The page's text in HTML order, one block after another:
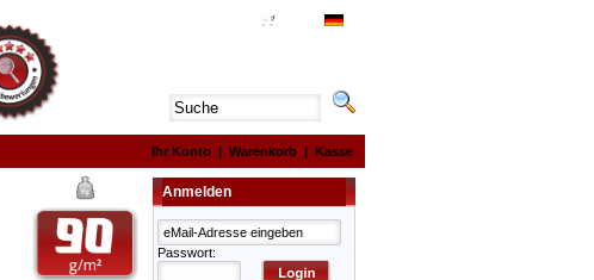
Ihr Konto | Warenkorb | Kasse
Anmelden
Passwort: